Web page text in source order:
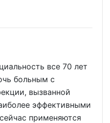
все 70 лет
больным с
вызванной
эффективными
применяются